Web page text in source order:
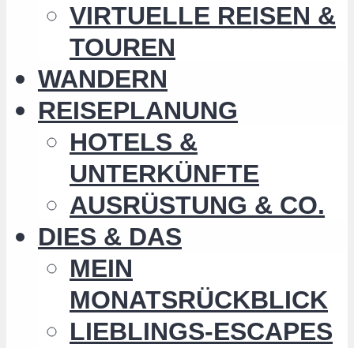
VIRTUELLE REISEN &
TOUREN
WANDERN
REISEPLANUNG
HOTELS &
UNTERKÜNFTE
AUSRÜSTUNG & CO.
DIES & DAS
MEIN
MONATSRÜCKBLICK
LIEBLINGS-ESCAPES